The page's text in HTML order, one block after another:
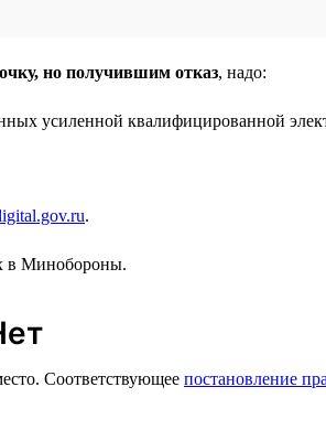
но получившим отказ, надо:
усиленной квалифицированной
.
в Минобороны.
Соответствующее постановление